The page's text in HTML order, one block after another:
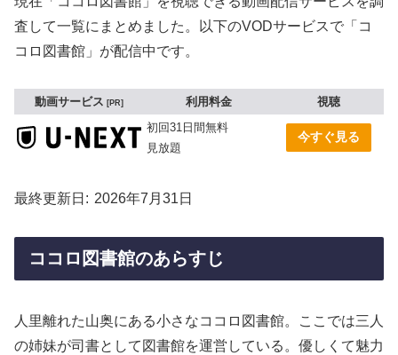
査して一覧にまとめました。以下のVODサービスで「コ
コロ図書館」が配信中です。
動画サービス PR 利用料金
視聴
初回31日間無料
見放題
今すぐ見る
最終更新日 2026年7月31日
ココロ図書館のあらすじ
人里離れた山奥にある小さなココロ図書館。ここでは三人
の姉妹が司書として図書館を運営している。優しくて魅力